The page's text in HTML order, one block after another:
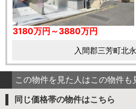
3180万円～3880万円
入間郡三芳町北
この物件を見た人はこの物件も
同じ価格帯の物件はこちら